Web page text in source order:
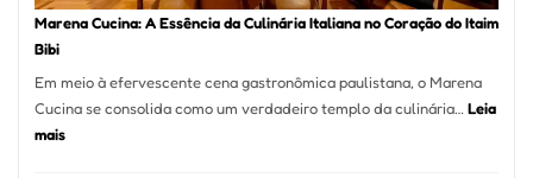
Pizzaria
Marena Cucina: A Essência da Culinária Italiana no Coração do Itaim
Bibi
Em meio à efervescente cena gastronômica paulistana, o Marena
Cucina se consolida como um verdadeiro templo da culinária… Leia
mais: